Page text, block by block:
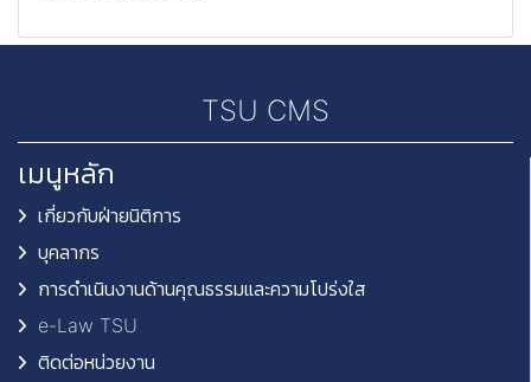
TSU CMS
เมนูหลัก
เกี่ยวกับฝ่ายนิติการ
บุคลากร
การดำเนินงานด้านคุณธรรมและความโปร่งใส
e-Law TSU
ติดต่อหน่วยงาน